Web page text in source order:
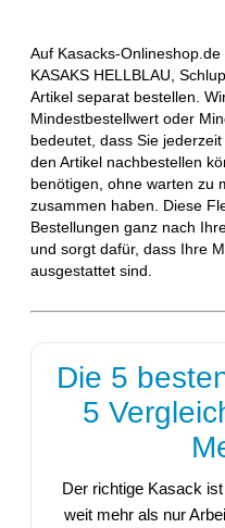
Auf Kasacks-
KASAKS HELLBLAU,
Artikel separat bestellen.
Mindestbestellwert oder
bedeutet, dass Sie
den Artikel nachbestellen
benötigen, ohne warten zu
zusammen haben. Diese
Bestellungen ganz nach
und sorgt dafür, dass Ihre
ausgestattet sind.
Die 5
5
Der richtige Kasack
weit mehr als nur